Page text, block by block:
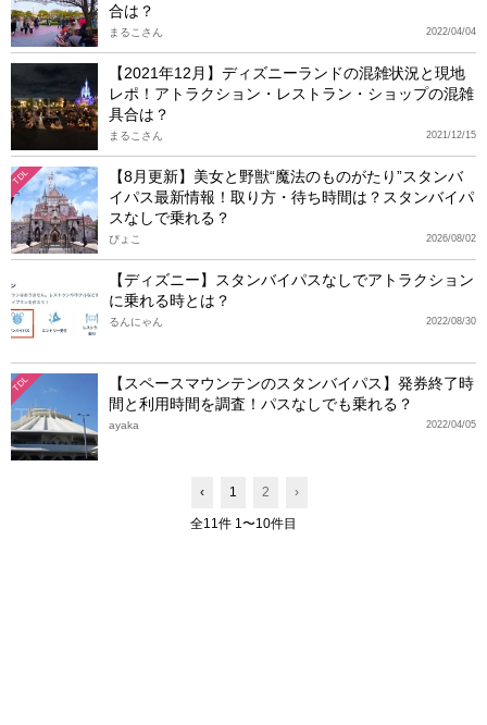
合は？
2022/04/04
まるこさん
【2021年12月】ディズニーランドの混雑状況と現地
レポ！アトラクション・レストラン・ショップの混雑
具合は？
2021/12/15
まるこさん
TDL
【8月更新】美女と野獣“魔法のものがたり”スタンバ
イパス最新情報！取り方・待ち時間は？スタンバイパ
スなしで乗れる？
2026/08/02
ぴょこ
【ディズニー】スタンバイパスなしでアトラクション
に乗れる時とは？
2022/08/30
るんにゃん
TDL
【スペースマウンテンのスタンバイパス】発券終了時
間と利用時間を調査！パスなしでも乗れる？
2022/04/05
ayaka
‹ 1 2 ›
全11件 1〜10件目